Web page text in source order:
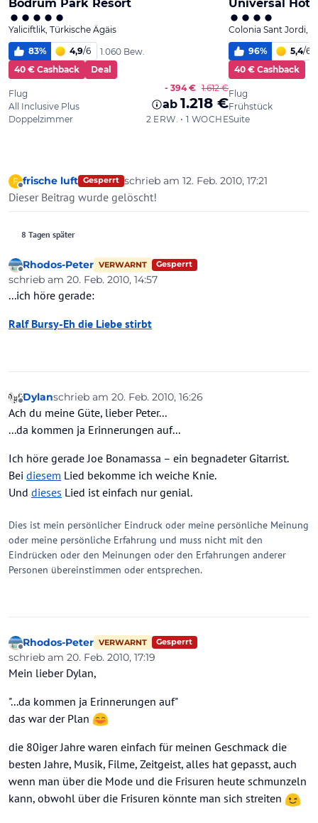
F
Offline
frische luft Gesperrt schrieb am 12. Feb. 2010, 17:21
zuletzt editiert von
Dieser Beitrag wurde gelöscht!
8 Tagen später
Offline
Rhodos-Peter VERWARNT Gesperrt
schrieb am 20. Feb. 2010, 14:57
zuletzt editiert von
...ich höre gerade:
Ralf Bursy-Eh die Liebe stirbt
Offline
Dylanschrieb am 20. Feb. 2010, 16:26
zuletzt editiert von
Ach du meine Güte, lieber Peter...
...da kommen ja Erinnerungen auf...
Ich höre gerade Joe Bonamassa – ein begnadeter Gitarrist.
Bei diesem Lied bekomme ich weiche Knie.
Und dieses Lied ist einfach nur genial.
Dies ist mein persönlicher Eindruck oder meine persönliche Meinung
oder meine persönliche Erfahrung und muss nicht mit den
Eindrücken oder den Meinungen oder den Erfahrungen anderer
Personen übereinstimmen oder entsprechen.
Offline
Rhodos-Peter VERWARNT Gesperrt
schrieb am 20. Feb. 2010, 17:19
zuletzt editiert von
Mein lieber Dylan,
"...da kommen ja Erinnerungen auf"
das war der Plan
die 80iger Jahre waren einfach für meinen Geschmack die
besten Jahre, Musik, Filme, Zeitgeist, alles hat gepasst, auch
wenn man über die Mode und die Frisuren heute schmunzeln
kann, obwohl über die Frisuren könnte man sich streiten